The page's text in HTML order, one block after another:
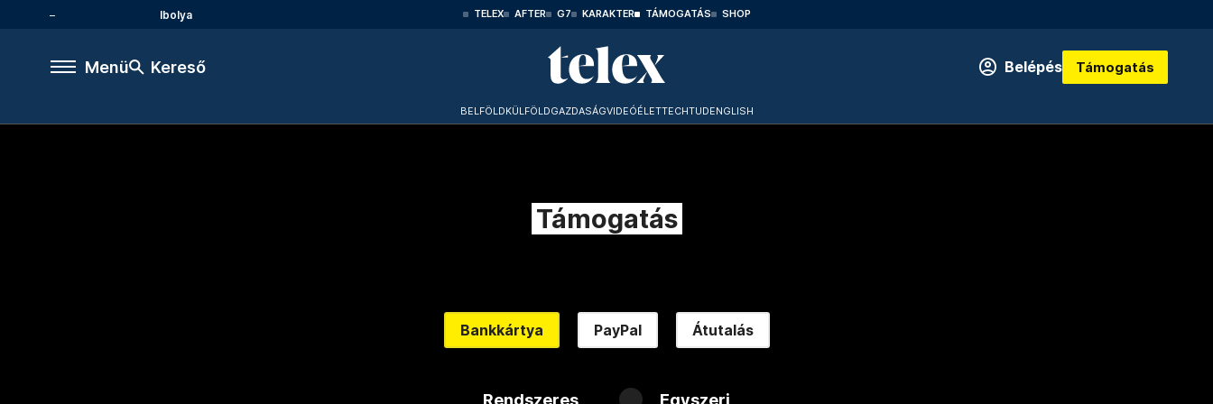
Ibolya TELEX AFTER G7 KARAKTER TÁMOGATÁS SHOP
Menü Kereső Belépés Támogatás
BELFÖLDKÜLFÖLDGAZDASÁGVIDEÓÉLETTECHTUDENGLISH
Támogatás
Bankkártya PayPal Átutalás
Rendszeres Egyszeri